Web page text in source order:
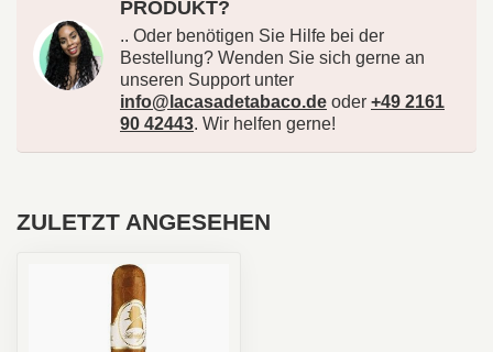
PRODUKT?
.. Oder benötigen Sie Hilfe bei der
Bestellung? Wenden Sie sich gerne an
unseren Support unter
info@lacasadetabaco.de oder +49 2161
90 42443. Wir helfen gerne!
ZULETZT ANGESEHEN